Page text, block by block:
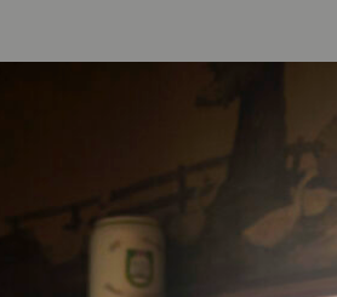
unsere Sammlung an Action- und